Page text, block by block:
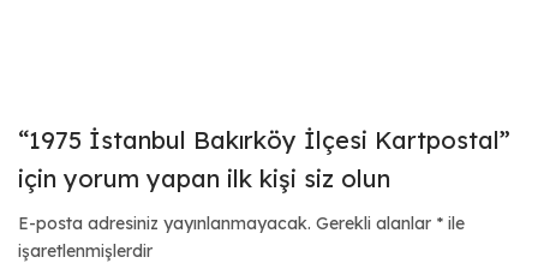
“1975 İstanbul Bakırköy İlçesi Kartpostal”
için yorum yapan ilk kişi siz olun
E-posta adresiniz yayınlanmayacak. Gerekli alanlar * ile
işaretlenmişlerdir